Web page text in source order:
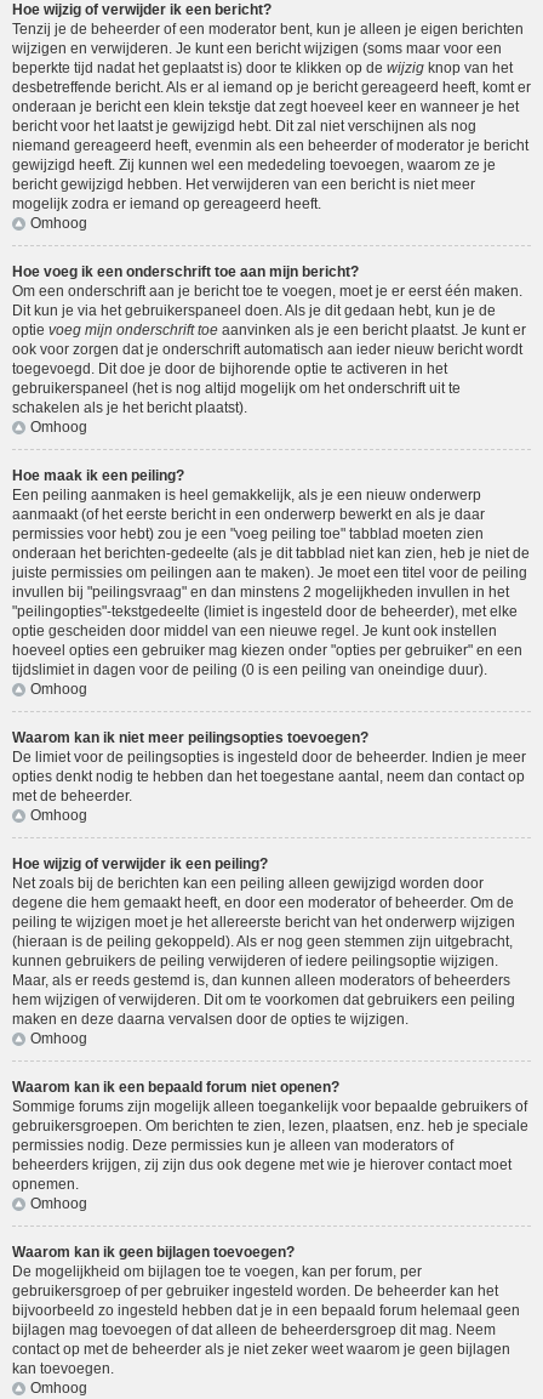
Hoe wijzig of verwijder ik een bericht?
Tenzij je de beheerder of een moderator bent, kun je alleen je eigen berichten
wijzigen en verwijderen. Je kunt een bericht wijzigen (soms maar voor een
beperkte tijd nadat het geplaatst is) door te klikken op de wijzig knop van het
desbetreffende bericht. Als er al iemand op je bericht gereageerd heeft, komt er
onderaan je bericht een klein tekstje dat zegt hoeveel keer en wanneer je het
bericht voor het laatst je gewijzigd hebt. Dit zal niet verschijnen als nog
niemand gereageerd heeft, evenmin als een beheerder of moderator je bericht
gewijzigd heeft. Zij kunnen wel een mededeling toevoegen, waarom ze je
bericht gewijzigd hebben. Het verwijderen van een bericht is niet meer
mogelijk zodra er iemand op gereageerd heeft.
Omhoog
Hoe voeg ik een onderschrift toe aan mijn bericht?
Om een onderschrift aan je bericht toe te voegen, moet je er eerst één maken.
Dit kun je via het gebruikerspaneel doen. Als je dit gedaan hebt, kun je de
optie voeg mijn onderschrift toe aanvinken als je een bericht plaatst. Je kunt er
ook voor zorgen dat je onderschrift automatisch aan ieder nieuw bericht wordt
toegevoegd. Dit doe je door de bijhorende optie te activeren in het
gebruikerspaneel (het is nog altijd mogelijk om het onderschrift uit te
schakelen als je het bericht plaatst).
Omhoog
Hoe maak ik een peiling?
Een peiling aanmaken is heel gemakkelijk, als je een nieuw onderwerp
aanmaakt (of het eerste bericht in een onderwerp bewerkt en als je daar
permissies voor hebt) zou je een "voeg peiling toe" tabblad moeten zien
onderaan het berichten-gedeelte (als je dit tabblad niet kan zien, heb je niet de
juiste permissies om peilingen aan te maken). Je moet een titel voor de peiling
invullen bij "peilingsvraag" en dan minstens 2 mogelijkheden invullen in het
"peilingopties"-tekstgedeelte (limiet is ingesteld door de beheerder), met elke
optie gescheiden door middel van een nieuwe regel. Je kunt ook instellen
hoeveel opties een gebruiker mag kiezen onder "opties per gebruiker" en een
tijdslimiet in dagen voor de peiling (0 is een peiling van oneindige duur).
Omhoog
Waarom kan ik niet meer peilingsopties toevoegen?
De limiet voor de peilingsopties is ingesteld door de beheerder. Indien je meer
opties denkt nodig te hebben dan het toegestane aantal, neem dan contact op
met de beheerder.
Omhoog
Hoe wijzig of verwijder ik een peiling?
Net zoals bij de berichten kan een peiling alleen gewijzigd worden door
degene die hem gemaakt heeft, en door een moderator of beheerder. Om de
peiling te wijzigen moet je het allereerste bericht van het onderwerp wijzigen
(hieraan is de peiling gekoppeld). Als er nog geen stemmen zijn uitgebracht,
kunnen gebruikers de peiling verwijderen of iedere peilingsoptie wijzigen.
Maar, als er reeds gestemd is, dan kunnen alleen moderators of beheerders
hem wijzigen of verwijderen. Dit om te voorkomen dat gebruikers een peiling
maken en deze daarna vervalsen door de opties te wijzigen.
Omhoog
Waarom kan ik een bepaald forum niet openen?
Sommige forums zijn mogelijk alleen toegankelijk voor bepaalde gebruikers of
gebruikersgroepen. Om berichten te zien, lezen, plaatsen, enz. heb je speciale
permissies nodig. Deze permissies kun je alleen van moderators of
beheerders krijgen, zij zijn dus ook degene met wie je hierover contact moet
opnemen.
Omhoog
Waarom kan ik geen bijlagen toevoegen?
De mogelijkheid om bijlagen toe te voegen, kan per forum, per
gebruikersgroep of per gebruiker ingesteld worden. De beheerder kan het
bijvoorbeeld zo ingesteld hebben dat je in een bepaald forum helemaal geen
bijlagen mag toevoegen of dat alleen de beheerdersgroep dit mag. Neem
contact op met de beheerder als je niet zeker weet waarom je geen bijlagen
kan toevoegen.
Omhoog